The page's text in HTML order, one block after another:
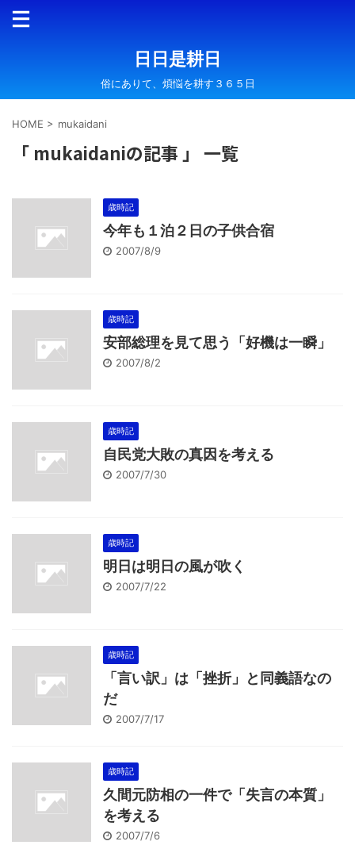
日日是耕日
俗にありて、煩悩を耕す３６５日
HOME > mukaidani
「 mukaidaniの記事 」 一覧
歳時記
今年も１泊２日の子供合宿
2007/8/9
歳時記
安部総理を見て思う「好機は一瞬」
2007/8/2
歳時記
自民党大敗の真因を考える
2007/7/30
歳時記
明日は明日の風が吹く
2007/7/22
歳時記
「言い訳」は「挫折」と同義語なの
だ
2007/7/17
歳時記
久間元防相の一件で「失言の本質」
を考える
2007/7/6